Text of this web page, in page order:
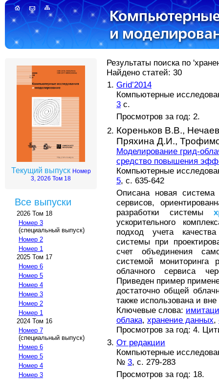
Текущий выпуск Номер
3, 2026 Том 18
Все выпуски
2026 Том 18
Номер 3
(специальный выпуск)
Номер 2
Номер 1
2025 Том 17
Номер 6
Номер 5
Номер 4
Номер 3
Номер 2
Номер 1
2024 Том 16
Номер 7
(специальный выпуск)
Номер 6
Номер 5
Номер 4
Номер 3
Результаты поиска по
Найдено статей: 30
Grid’2014
Компьютерные
3 с.
Просмотров за год: 2.
Кореньков В.В.,
Пряхина Д.И.,
Моделирование грид-
средство повышения
Компьютерные
5, с. 635-642
Описана новая
сервисов,
разработки системы
ускорительного
подход учета
системы при
счет объединения
системой мониторинга
облачного сервиса
Приведен пример
достаточно общей
также использована и
Ключевые слова:
облака, хранение данных,
Просмотров за год: 4.
От редакции
Компьютерные
№ 3, с. 279-283
Просмотров за год: 18.